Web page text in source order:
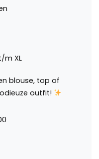
m XL
blouse, top of
outfit!